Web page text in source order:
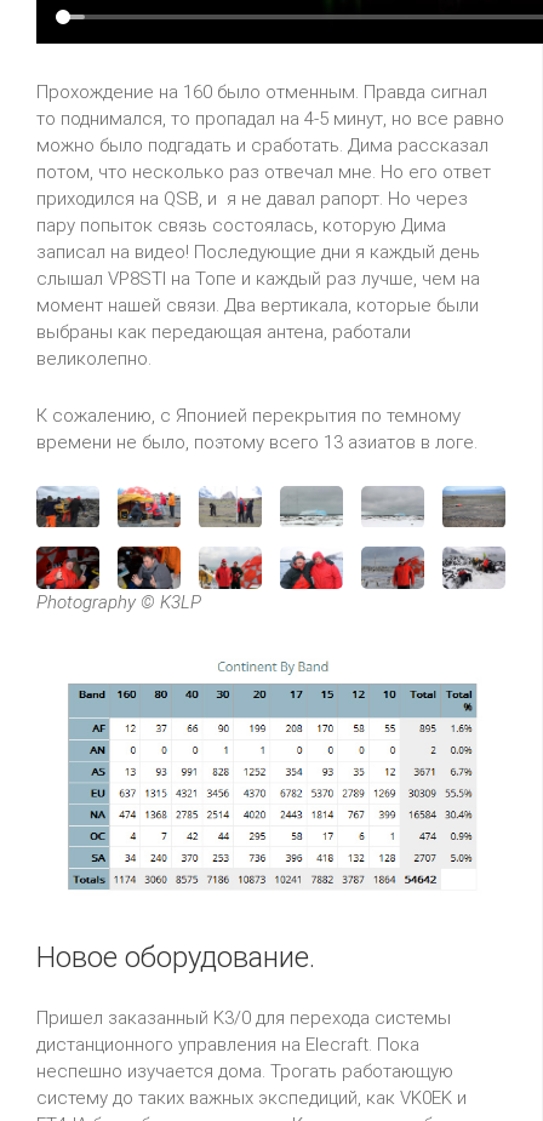
Прохождение на 160 было отменным. Правда сигнал
то поднимался, то пропадал на 4-5 минут, но все равно
можно было подгадать и сработать. Дима рассказал
потом, что несколько раз отвечал мне. Но его ответ
приходился на QSB, и я не давал рапорт. Но через
пару попыток связь состоялась, которую Дима
записал на видео! Последующие дни я каждый день
слышал VP8STI на Топе и каждый раз лучше, чем на
момент нашей связи. Два вертикала, которые были
выбраны как передающая антена, работали
великолепно.
К сожалению, с Японией перекрытия по темному
времени не было, поэтому всего 13 азиатов в логе.
Photography © K3LP
Новое оборудование.
Пришел заказанный K3/0 для перехода системы
дистанционного управления на Elecraft. Пока
неспешно изучается дома. Трогать работающую
систему до таких важных экспедиций, как VK0EK и